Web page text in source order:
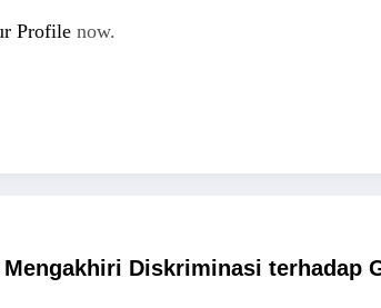
Profile now.
Diskriminasi terhadap